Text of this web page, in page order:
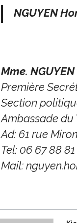
NGUYEN
Mme.
Première
Section
Ambassade du
Ad: 61 rue
Tel: 06 67 88
Mail: